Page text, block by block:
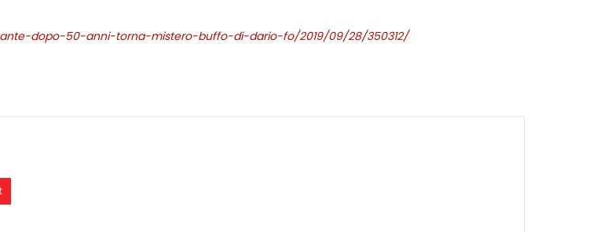
dopo-50-anni-torna-mistero-buffo-di-dario-fo/2019/09/28/350312/